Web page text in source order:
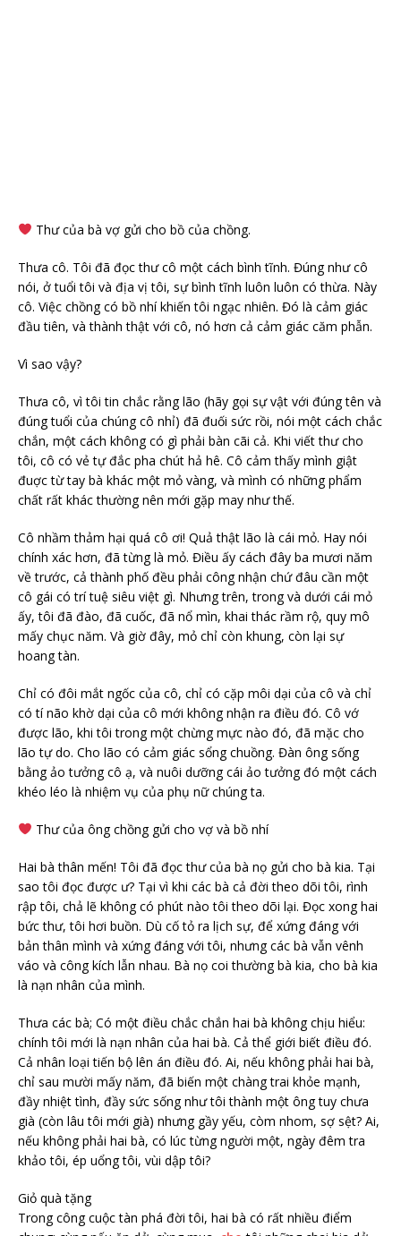
Thư của bà vợ gửi cho bồ của chồng.
Thưa cô. Tôi đã đọc thư cô một cách bình tĩnh. Đúng như cô
nói, ở tuổi tôi và địa vị tôi, sự bình tĩnh luôn luôn có thừa. Này
cô. Việc chồng có bồ nhí khiến tôi ngạc nhiên. Đó là cảm giác
đầu tiên, và thành thật với cô, nó hơn cả cảm giác căm phẫn.
Vì sao vậy?
Thưa cô, vì tôi tin chắc rằng lão (hãy gọi sự vật với đúng tên và
đúng tuổi của chúng cô nhỉ) đã đuối sức rồi, nói một cách chắc
chắn, một cách không có gì phải bàn cãi cả. Khi viết thư cho
tôi, cô có vẻ tự đắc pha chút hả hê. Cô cảm thấy mình giật
đuợc từ tay bà khác một mỏ vàng, và mình có những phẩm
chất rất khác thường nên mới gặp may như thế.
Cô nhầm thảm hại quá cô ơi! Quả thật lão là cái mỏ. Hay nói
chính xác hơn, đã từng là mỏ. Điều ấy cách đây ba mươi năm
về trước, cả thành phố đều phải công nhận chứ đâu cần một
cô gái có trí tuệ siêu việt gì. Nhưng trên, trong và dưới cái mỏ
ấy, tôi đã đào, đã cuốc, đã nổ mìn, khai thác rầm rộ, quy mô
mấy chục năm. Và giờ đây, mỏ chỉ còn khung, còn lại sự
hoang tàn.
Chỉ có đôi mắt ngốc của cô, chỉ có cặp môi dại của cô và chỉ
có tí não khờ dại của cô mới không nhận ra điều đó. Cô vớ
được lão, khi tôi trong một chừng mực nào đó, đã mặc cho
lão tự do. Cho lão có cảm giác sổng chuồng. Đàn ông sống
bằng ảo tưởng cô ạ, và nuôi dưỡng cái ảo tưởng đó một cách
khéo léo là nhiệm vụ của phụ nữ chúng ta.
Thư của ông chồng gửi cho vợ và bồ nhí
Hai bà thân mến! Tôi đã đọc thư của bà nọ gửi cho bà kia. Tại
sao tôi đọc được ư? Tại vì khi các bà cả đời theo dõi tôi, rình
rập tôi, chả lẽ không có phút nào tôi theo dõi lại. Đọc xong hai
bức thư, tôi hơi buồn. Dù cố tỏ ra lịch sự, để xứng đáng với
bản thân mình và xứng đáng với tôi, nhưng các bà vẫn vênh
váo và công kích lẫn nhau. Bà nọ coi thường bà kia, cho bà kia
là nạn nhân của mình.
Thưa các bà; Có một điều chắc chắn hai bà không chịu hiểu:
chính tôi mới là nạn nhân của hai bà. Cả thể giới biết điều đó.
Cả nhân loại tiến bộ lên án điều đó. Ai, nếu không phải hai bà,
chỉ sau mười mấy năm, đã biến một chàng trai khỏe mạnh,
đầy nhiệt tình, đầy sức sống như tôi thành một ông tuy chưa
già (còn lâu tôi mới già) nhưng gầy yếu, còm nhom, sợ sệt? Ai,
nếu không phải hai bà, có lúc từng người một, ngày đêm tra
khảo tôi, ép uổng tôi, vùi dập tôi?
Giỏ quà tặng
Trong công cuộc tàn phá đời tôi, hai bà có rất nhiều điểm